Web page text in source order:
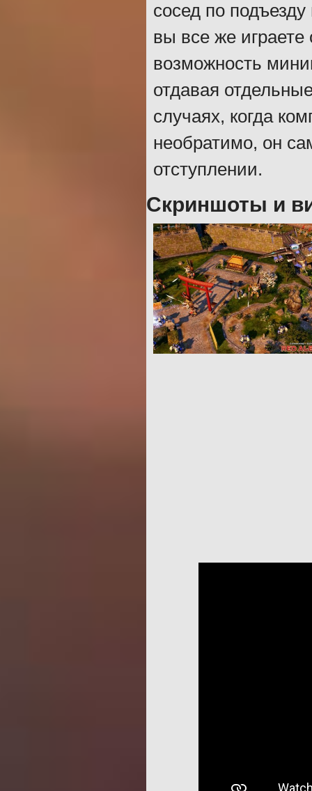
сосед по
вы все же играете
возможность
отдавая
случаях, когда
необратимо, он
отступлении.
Скриншоты и